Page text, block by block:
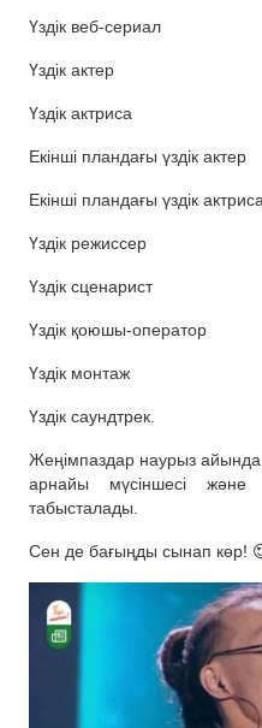
Үздік веб-сериал
Үздік актер
Үздік актриса
Екінші пландағы үздік актер
Екінші пландағы үздік
Үздік режиссер
Үздік сценарист
Үздік қоюшы-оператор
Үздік монтаж
Үздік саундтрек.
Жеңімпаздар наурыз айында
арнайы мүсіншесі
табысталады.
Сен де бағыңды сынап көр!